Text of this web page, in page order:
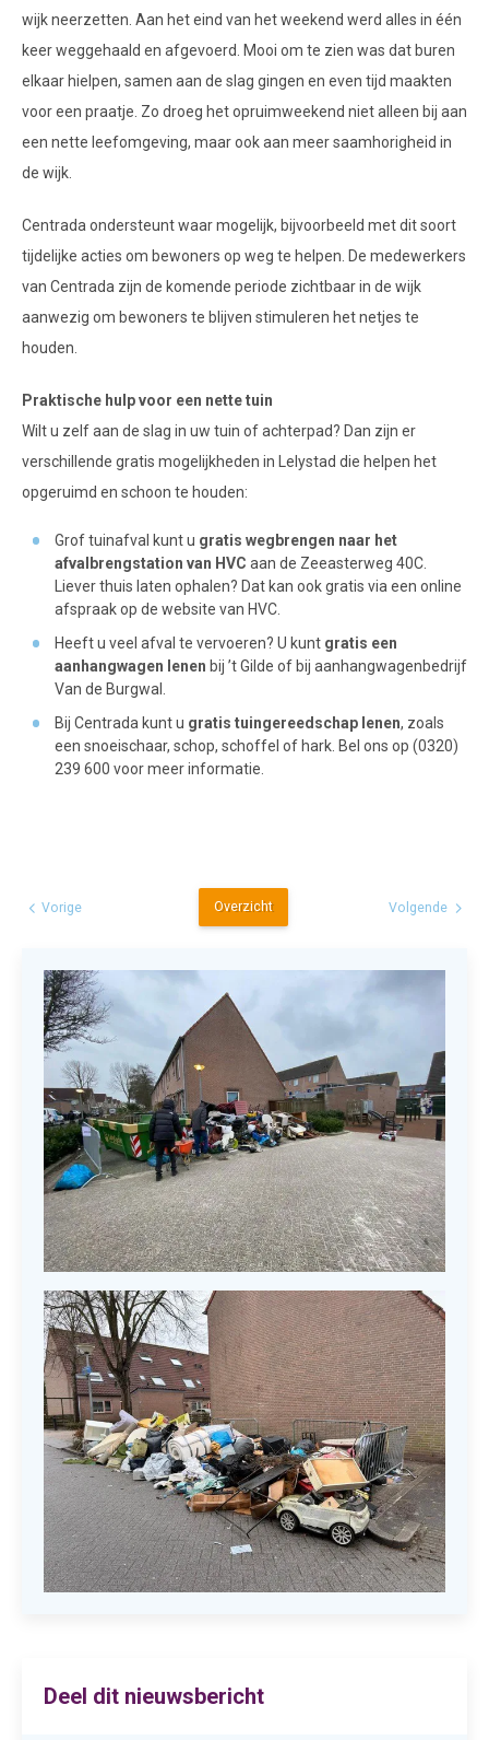
wijk neerzetten. Aan het eind van het weekend werd alles in één
keer weggehaald en afgevoerd. Mooi om te zien was dat buren
elkaar hielpen, samen aan de slag gingen en even tijd maakten
voor een praatje. Zo droeg het opruimweekend niet alleen bij aan
een nette leefomgeving, maar ook aan meer saamhorigheid in
de wijk.
Centrada ondersteunt waar mogelijk, bijvoorbeeld met dit soort
tijdelijke acties om bewoners op weg te helpen. De medewerkers
van Centrada zijn de komende periode zichtbaar in de wijk
aanwezig om bewoners te blijven stimuleren het netjes te
houden.
Praktische hulp voor een nette tuin
Wilt u zelf aan de slag in uw tuin of achterpad? Dan zijn er
verschillende gratis mogelijkheden in Lelystad die helpen het
opgeruimd en schoon te houden:
Grof tuinafval kunt u gratis wegbrengen naar het
afvalbrengstation van HVC aan de Zeeasterweg 40C.
Liever thuis laten ophalen? Dat kan ook gratis via een online
afspraak op de website van HVC.
Heeft u veel afval te vervoeren? U kunt gratis een
aanhangwagen lenen bij ’t Gilde of bij aanhangwagenbedrijf
Van de Burgwal.
Bij Centrada kunt u gratis tuingereedschap lenen, zoals
een snoeischaar, schop, schoffel of hark. Bel ons op (0320)
239 600 voor meer informatie.
Volgende
Overzicht
Vorige
Deel dit nieuwsbericht